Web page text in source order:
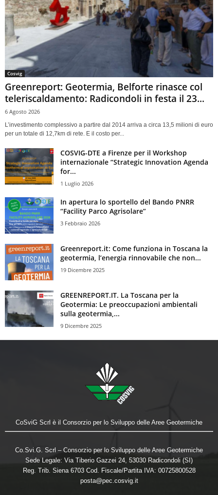
Cosvig
Greenreport: Geotermia, Belforte rinasce col
teleriscaldamento: Radicondoli in festa il 23...
6 Agosto 2026
L’investimento complessivo a partire dal 2014 arriva a circa 13,5 milioni di euro
per un totale di 12,7km di rete. E il costo per...
COSVIG-DTE a Firenze per il Workshop
internazionale “Strategic Innovation Agenda
for...
1 Luglio 2026
In apertura lo sportello del Bando PNRR
“Facility Parco Agrisolare”
3 Febbraio 2026
Greenreport.it: Come funziona in Toscana la
geotermia, l’energia rinnovabile che non...
19 Dicembre 2025
GREENREPORT.IT. La Toscana per la
Geotermia: Le preoccupazioni ambientali
sulla geotermia,...
9 Dicembre 2025
CoSviG Scrl è il Consorzio per lo Sviluppo delle Aree Geotermiche
Co.Svi.G. Scrl – Consorzio per lo Sviluppo delle Aree Geotermiche
Sede Legale: Via Tiberio Gazzei 24, 53030 Radicondoli (SI)
Reg. Trib. Siena 6703 Cod. Fiscale/Partita IVA: 00725800528
posta@pec.cosvig.it